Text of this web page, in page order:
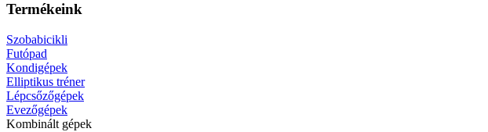
Termékeink
Szobabicikli
Futópad
Kondigépek
Elliptikus tréner
Lépcsőzőgépek
Evezőgépek
Kombinált gépek